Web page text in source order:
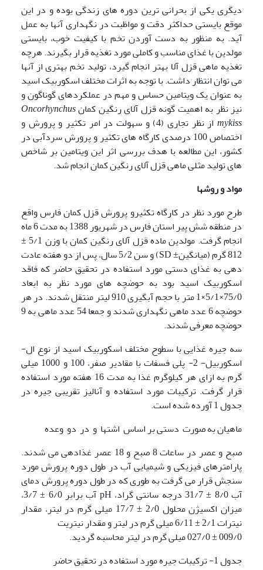
دیگری یکی از بحرانی ترین دوره های زندگی بوده و در این
موقع بایستی حداکثر دقت و مواظبت در نگهداری آنها به عمل
آید. به منظور به دست آوردن تخم با کیفیت خوب، بایستی
مولدین با غذای مناسب و کاملی مورد تغذیه قرار بگیرند. هرچه
تغذیه ماهی قزل آلا بهتر انجام گیرد، تولید تخم بهتری از آنها
می توان انتظار داشت. با توجه به اثرات مختلف اسکوربیک اسید
به عنوان یک ویتامین حساس و مهم در عملکردهای گوناگون و
نیز نظر به اهمیت گونه قزل آلای رنگین کمانOncorhynchus
mykiss
از نظر تجاری (4) و سهولت در امر تکثیر و پرورش و
اختصاص 100 درصدی کارگاه های تکثیر و پرورش سردآبی در
کشور، این مطالعه با هدف بررسی اثر این ویتامین بر شاخص
های تولید مثلی ماهی قزل آلای رنگین کمان انجام شد.
مواد و روشها
طرح مورد نظر در کارگاه تکثیرو پرورش قزل کمان فارس واقع
در منطقه شش پیر استان فارس در شهریور 1388 به مدت 6 ماه
انجام گرفت. مولدین ماده قزل آلای رنگین کمان با وزن 5/1 ±
812 گرم (میانگین± SD) و سن 5/2 سال، پس از دو هفته عادت
دهی به غذای دستی مورد استفاده در تحقیق حاضر که فاقد
اسکوربیک اسید بود به حوضچه های مورد نظر به ابعاد
75/0×5/1×1 متر با حجم آبگیری 910 لیتر منتقل شدند. در هر
حوضچه 6 عدد ماهی نگهداری شدند و جمعا 54 عدد ماهی به 9
حوضچه معرفی شدند.
سه جیره غذایی با سطوح مختلف اسکوربیک اسید از نوع ال-
اسکوربیل- 2- پلی فسفات با مقادیر صفر، 100 و 1000 میلی
گرم به ازای هر کیلوگرم غذا به مدت 16 هفته مورد استفاده
قرار گرفت. ترکیبات مورد استفاده و آنالیز تقریبی جیره در
جدول 1 آورده شده است.
ماهیان به صورت دستی بر اساس اشتها و در دو وعده
صبح و عصر در ساعات 8 صبح و 18 عصر غذادهی می شدند.
پارامترهای فیزیکی و شیمیایی آب در طول دوره پرورش مورد
سنجش قرار می گرفت به طوری که در طول دوره پرورش دمای
آب 8/0 ± 31/7 درجه سانتی گراد، pH آب برابر 6/0 ± 3/7،
میزان اکسیژن محلول 2/0 ± 17/7 میلی گرم در لیتر، مقدار
نیترات 2/1 ± 6/11 میلی گرم در لیتر و مقدار نیتریت
009/0 ± 027/0 میلی گرم در لیتر محاسبه گردید.
جدول 1- ترکیبات جیره مورد استفاده در تحقیق حاضر